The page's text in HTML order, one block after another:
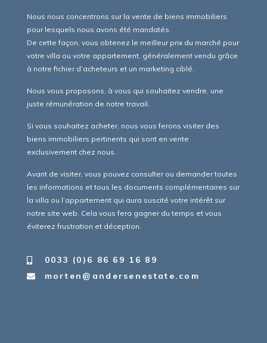
Nous nous concentrons sur la vente de biens immobiliers
pour lesquels nous avons été mandatés.
De cette façon, vous obtenez le meilleur prix du marché pour
votre villa ou votre appartement, généralement vendu grâce
à notre fichier d’acheteurs et un marketing ciblé.
Nous vous proposons, à vous qui souhaitez vendre, une
juste rémunération de notre travail.
Si vous souhaitez acheter, nous vous ferons visiter des
biens immobiliers pertinents qui sont en vente
exclusivement chez nous.
Avant de visiter, vous pouvez consulter ou demander toutes
les informations et tous les documents complémentaires sur
la villa ou l’appartement qui aura suscité votre intérêt sur
notre site web. Cela vous fera gagner du temps et vous
éviterez frustration et déception.
0033 (0)6 86 69 16 89
morten@andersenestate.com